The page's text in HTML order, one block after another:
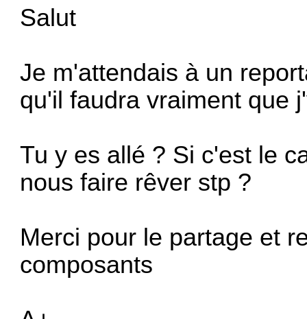
Salut
Je m'attendais à un
qu'il faudra vraiment que
Tu y es allé ? Si c'est le
nous faire rêver stp ?
Merci pour le partage et
composants